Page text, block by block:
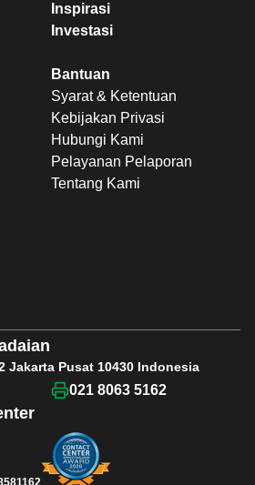
Inspirasi
Investasi
Bantuan
Syarat & Ketentuan
Kebijakan Privasi
Hubungi Kami
Pelayanan Pelaporan
Tentang Kami
Jakarta Pusat 10430 Indonesia
021 8063 5162